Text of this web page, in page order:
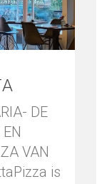
DE
VAN
is